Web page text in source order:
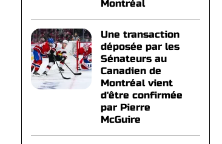
Montréal
Une transaction
déposée par les
Sénateurs au
Canadien de
Montréal vient
d'être confirmée
par Pierre
McGuire